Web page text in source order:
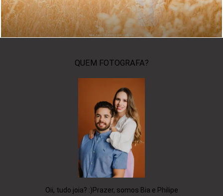
QUEM FOTOGRAFA?
Oii, tudo joia? :)Prazer, somos Bia e Philipe